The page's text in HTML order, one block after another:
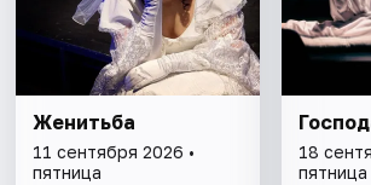
Женитьба
11 сентября 2026 •
пятница
18
пятница